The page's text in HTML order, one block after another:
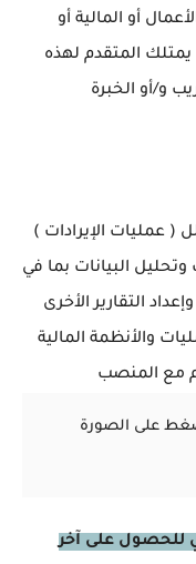
أو المالية أو
يمتلك المتقدم لهذه
و/أو الخبرة
عمليات الإيرادات )
البيانات بما في
والأنظمة المالية
مع المنصب
على الصورة
للحصول على آخر